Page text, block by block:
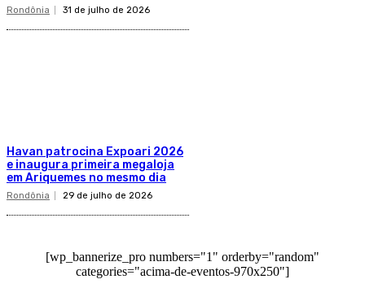
Rondônia 31 de julho de 2026
Havan patrocina Expoari 2026
e inaugura primeira megaloja
em Ariquemes no mesmo dia
Rondônia 29 de julho de 2026
[wp_bannerize_pro numbers="1" orderby="random"
categories="acima-de-eventos-970x250"]